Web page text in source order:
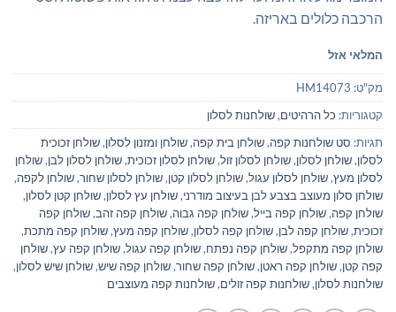
הרכבה כלולים באריזה.
המלאי אזל
מק"ט: HM14073
קטגוריות: כל הרהיטים,שולחנות לסלון
תגיות: סט שולחנות קפה,שולחן בית קפה,שולחן ומזנון לסלון,שולחן זכוכית
לסלון,שולחן לסלון,שולחן לסלון זול,שולחן לסלון זכוכית,שולחן לסלון לבן,שולחן
לסלון מעץ,שולחן לסלון עגול,שולחן לסלון קטן,שולחן לסלון שחור,שולחן לקפה,
שולחן סלון מעוצב בצבע לבן בעיצוב מודרני,שולחן עץ לסלון,שולחן קטן לסלון,
שולחן קפה,שולחן קפה בייל,שולחן קפה גבוה,שולחן קפה זהב,שולחן קפה
זכוכית,שולחן קפה לבן,שולחן קפה לסלון,שולחן קפה מעץ,שולחן קפה מתכת,
שולחן קפה מתקפל,שולחן קפה נפתח,שולחן קפה עגול,שולחן קפה עץ,שולחן
קפה קטן,שולחן קפה ראטן,שולחן קפה שחור,שולחן קפה שיש,שולחן שיש לסלון,
שולחנות לסלון,שולחנות קפה זולים,שולחנות קפה מעוצבים